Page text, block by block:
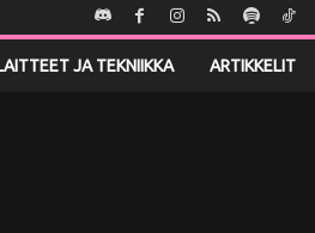
JA TEKNIIKKA ARTIKKELIT